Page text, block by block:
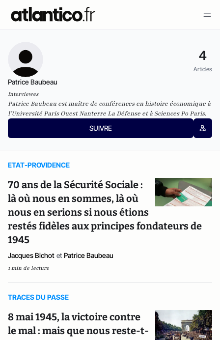
4
Articles
Patrice Baubeau
Interviewes
Patrice Baubeau est maître de conférences en histoire économique à
l'Université Paris Ouest Nanterre La Défense et à Sciences Po Paris.
SUIVRE
ETAT-PROVIDENCE
70 ans de la Sécurité Sociale :
là où nous en sommes, là où
nous en serions si nous étions
restés fidèles aux principes fondateurs de
1945
Jacques Bichot et Patrice Baubeau
1 min de lecture
TRACES DU PASSE
8 mai 1945, la victoire contre
le mal : mais que nous reste-t-